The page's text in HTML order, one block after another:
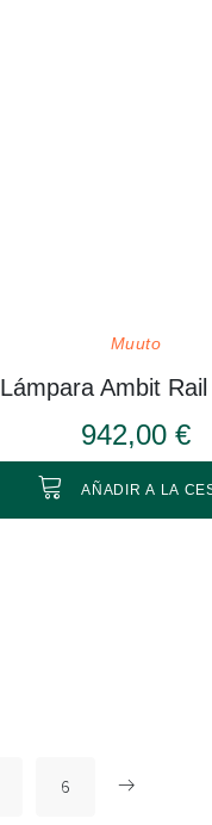
Muuto
Lámpara Ambit
942,00 €
AÑADIR A LA
6